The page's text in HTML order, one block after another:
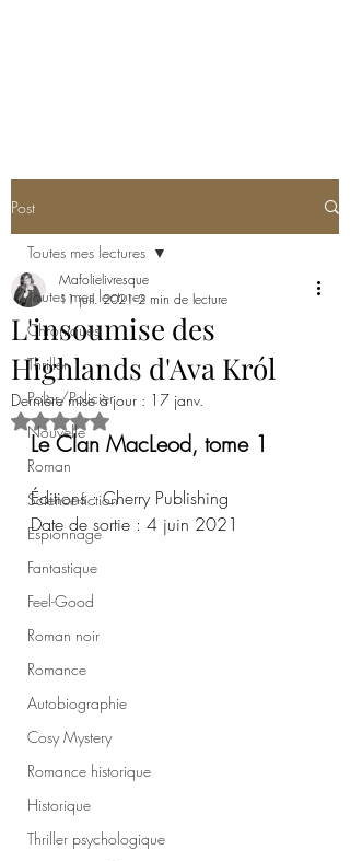
Post
Toutes mes lectures
Chroniques
Thriller
Polar/Policier
Nouvelle
Roman
Science-fiction
Espionnage
Fantastique
Feel-Good
Roman noir
Romance
Autobiographie
Cosy Mystery
Romance historique
Historique
Thriller psychologique
Toutes mes lectures
L'insoumise des
Highlands d'Ava Król
Mafolielivresque
11 juil. 2021 2 min de lecture
Dernière mise à jour : 17 janv.
Noté NaN étoiles sur 5.
Le Clan MacLeod, tome 1
Éditions : Cherry Publishing
Date de sortie : 4 juin 2021